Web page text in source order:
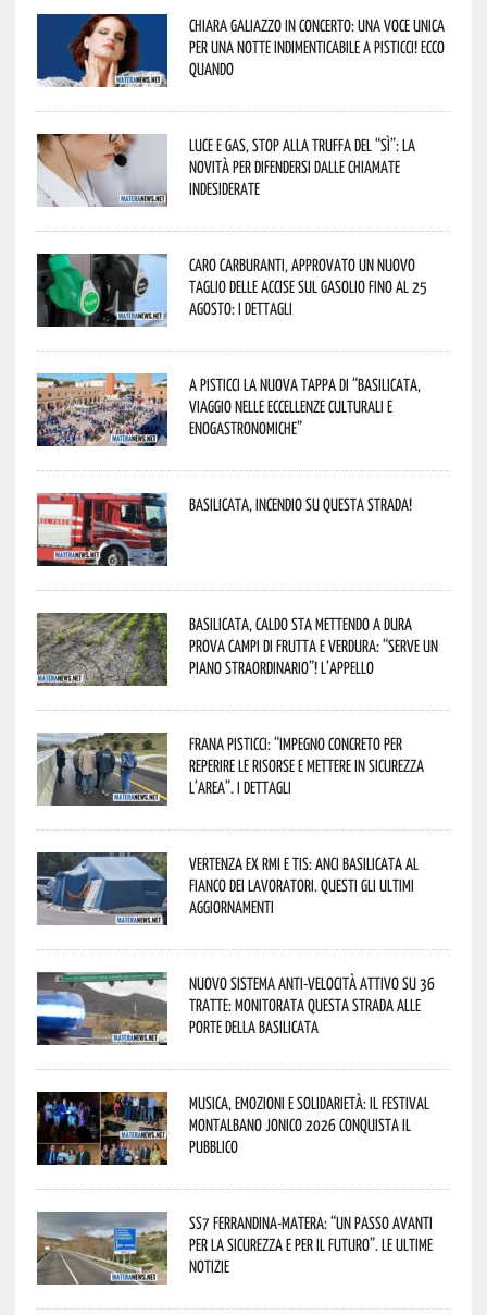
Chiara Galiazzo in concerto: una voce unica
per una notte indimenticabile a Pisticci! Ecco
quando
Luce e gas, stop alla truffa del “Sì”: la
novità per difendersi dalle chiamate
indesiderate
Caro carburanti, approvato un nuovo
taglio delle accise sul gasolio fino al 25
agosto: i dettagli
A Pisticci la nuova tappa di “Basilicata,
viaggio nelle eccellenze culturali e
enogastronomiche”
Basilicata, incendio su questa strada!
Basilicata, caldo sta mettendo a dura
prova campi di frutta e verdura: “Serve un
piano straordinario”! L’appello
Frana Pisticci: “Impegno concreto per
reperire le risorse e mettere in sicurezza
l’area”. I dettagli
Vertenza ex RMI e TIS: ANCI Basilicata al
fianco dei lavoratori. Questi gli ultimi
aggiornamenti
Nuovo sistema anti-velocità attivo su 36
tratte: monitorata questa strada alle
porte della Basilicata
Musica, emozioni e solidarietà: il Festival
Montalbano Jonico 2026 conquista il
pubblico
SS7 Ferrandina-Matera: “Un passo avanti
per la sicurezza e per il futuro”. Le ultime
notizie